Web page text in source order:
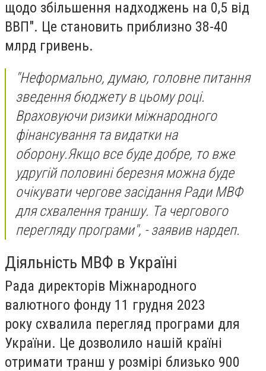
щодо збільшення надходжень на 0,5 від
ВВП". Це становить приблизно 38-40
млрд гривень.
"Неформально, думаю, головне питання
зведення бюджету в цьому році.
Враховуючи ризики міжнародного
фінансування та видатки на
оборону.Якщо все буде добре, то вже
удругій половині березня можна буде
очікувати чергове засідання Ради МВФ
для схвалення траншу. Та чергового
перегляду програми", - заявив нардеп.
Діяльність МВФ в Україні
Рада директорів Міжнародного
валютного фонду 11 грудня 2023
року схвалила перегляд програми для
України. Це дозволило нашій країні
отримати транш у розмірі близько 900